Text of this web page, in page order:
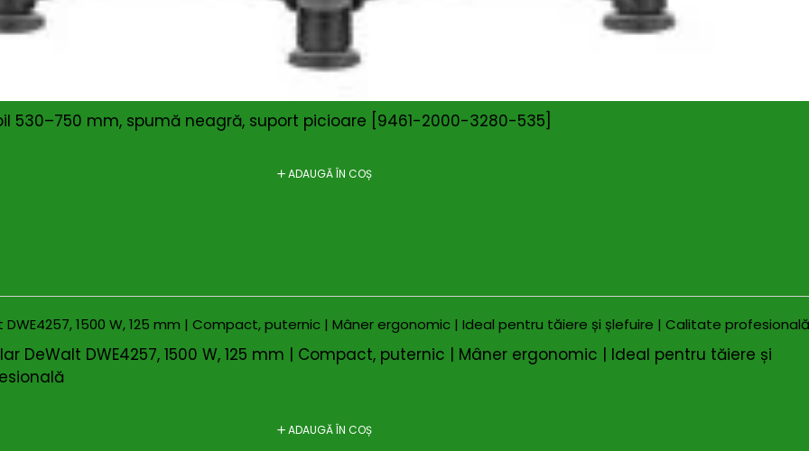
530–750 mm, spumă neagră, suport picioare [9461-2000-3280-535]
ADAUGĂ ÎN COȘ
DeWalt DWE4257, 1500 W, 125 mm | Compact, puternic | Mâner ergonomic | Ideal pentru tăiere și
ADAUGĂ ÎN COȘ